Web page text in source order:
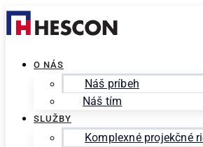
Preskočiť
na
O NÁS
Náš príbeh
Náš tím
SLUŽBY
Komplexné projekčné
for: